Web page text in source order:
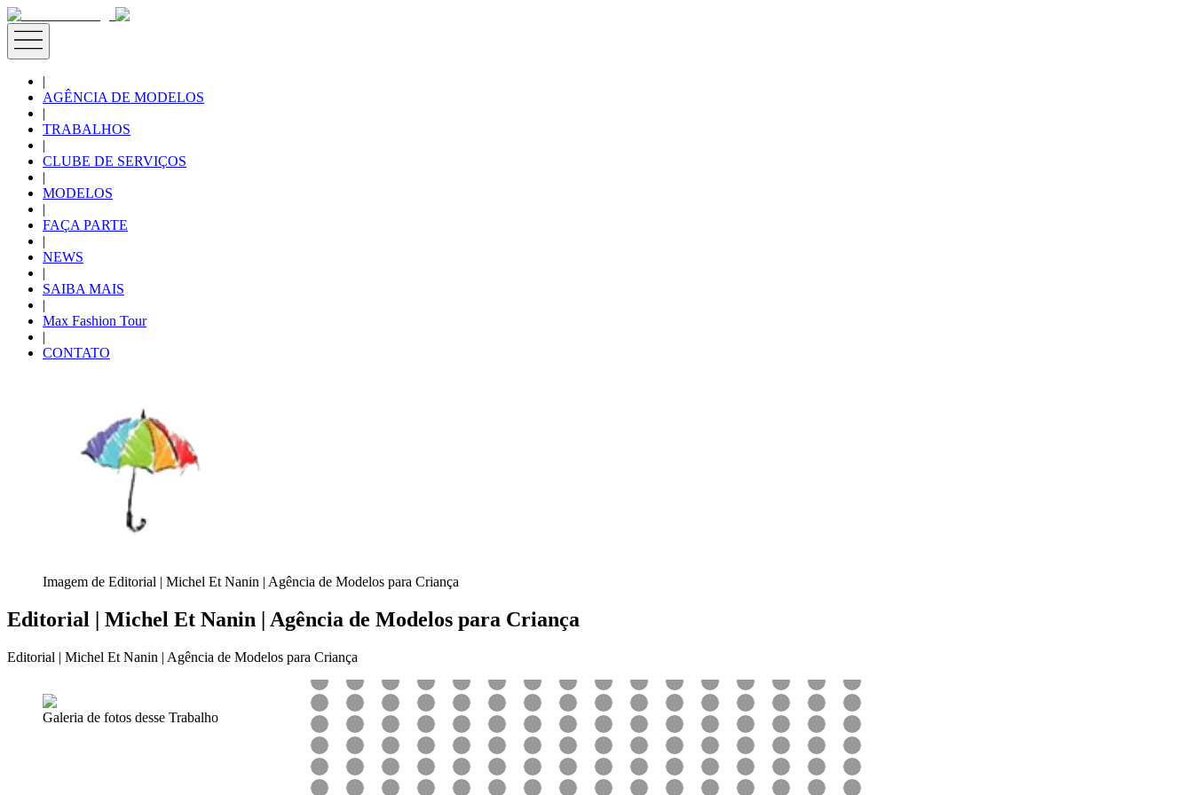
|
AGÊNCIA DE MODELOS
|
TRABALHOS
|
CLUBE DE SERVIÇOS
|
MODELOS
|
FAÇA PARTE
|
NEWS
|
SAIBA MAIS
|
Max Fashion Tour
|
CONTATO
Imagem de Editorial | Michel Et Nanin | Agência de Modelos para Criança
Editorial | Michel Et Nanin | Agência de Modelos para Criança
Editorial | Michel Et Nanin | Agência de Modelos para Criança
Galeria de fotos desse Trabalho